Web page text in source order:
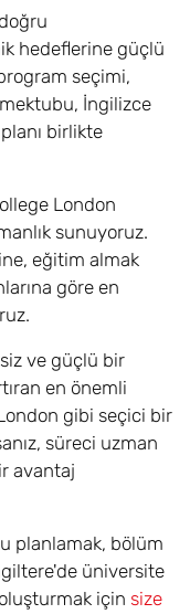
hedeflerine güçlü
seçimi,
mektubu, İngilizce
birlikte
London
sunuyoruz.
eğitim almak
göre en
ve güçlü bir
en önemli
gibi seçici bir
süreci uzman
avantaj
planlamak, bölüm
üniversite
için size